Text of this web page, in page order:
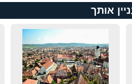
אותך